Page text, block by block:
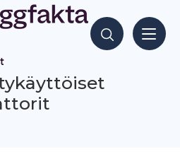
Hae sisältöjä